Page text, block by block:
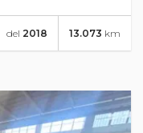
13.073 km
del 2018